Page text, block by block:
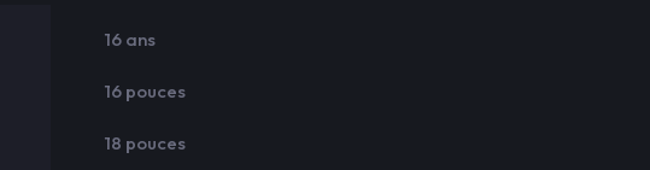
16 ans
16 pouces
18 pouces